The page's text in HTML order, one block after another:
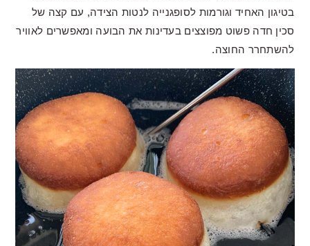
בטיגון האחיד וגורמות לסופגנייה לנטות הצידה, עם קצה של
סכין חדה פשוט מפוצצים בעדינות את הבועה ומאפשרים לאוויר
להשתחרר החוצה.